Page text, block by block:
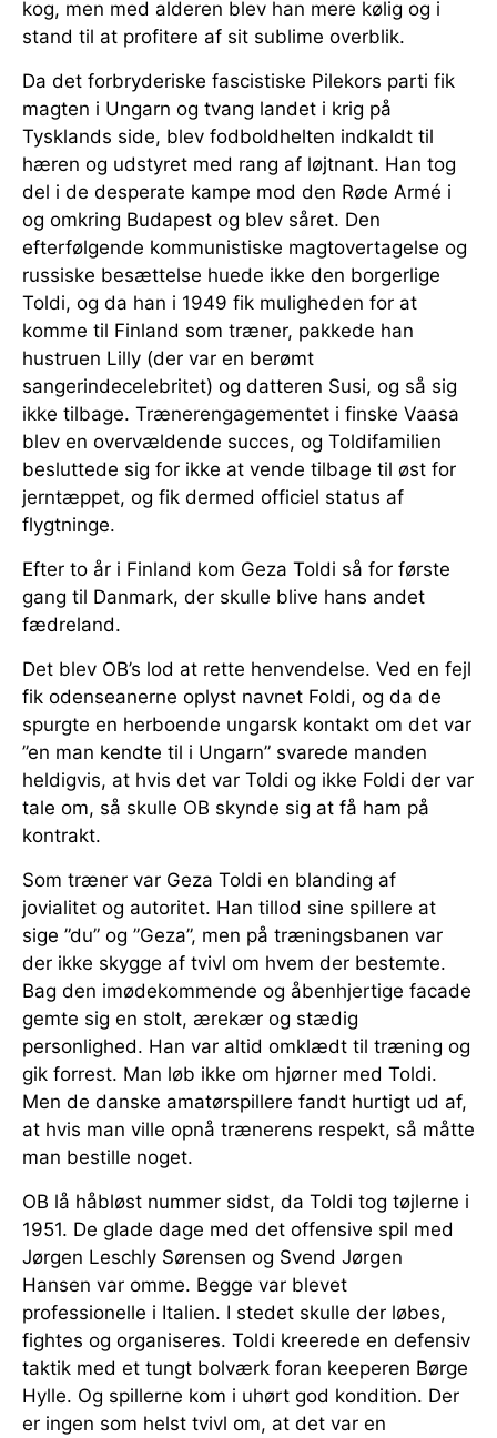
kog, men med alderen blev han mere kølig og i
stand til at profitere af sit sublime overblik.
Da det forbryderiske fascistiske Pilekors parti fik
magten i Ungarn og tvang landet i krig på
Tysklands side, blev fodboldhelten indkaldt til
hæren og udstyret med rang af løjtnant. Han tog
del i de desperate kampe mod den Røde Armé i
og omkring Budapest og blev såret. Den
efterfølgende kommunistiske magtovertagelse og
russiske besættelse huede ikke den borgerlige
Toldi, og da han i 1949 fik muligheden for at
komme til Finland som træner, pakkede han
hustruen Lilly (der var en berømt
sangerindecelebritet) og datteren Susi, og så sig
ikke tilbage. Trænerengagementet i finske Vaasa
blev en overvældende succes, og Toldifamilien
besluttede sig for ikke at vende tilbage til øst for
jerntæppet, og fik dermed officiel status af
flygtninge.
Efter to år i Finland kom Geza Toldi så for første
gang til Danmark, der skulle blive hans andet
fædreland.
Det blev OB’s lod at rette henvendelse. Ved en fejl
fik odenseanerne oplyst navnet Foldi, og da de
spurgte en herboende ungarsk kontakt om det var
”en man kendte til i Ungarn” svarede manden
heldigvis, at hvis det var Toldi og ikke Foldi der var
tale om, så skulle OB skynde sig at få ham på
kontrakt.
Som træner var Geza Toldi en blanding af
jovialitet og autoritet. Han tillod sine spillere at
sige ”du” og ”Geza”, men på træningsbanen var
der ikke skygge af tvivl om hvem der bestemte.
Bag den imødekommende og åbenhjertige facade
gemte sig en stolt, ærekær og stædig
personlighed. Han var altid omklædt til træning og
gik forrest. Man løb ikke om hjørner med Toldi.
Men de danske amatørspillere fandt hurtigt ud af,
at hvis man ville opnå trænerens respekt, så måtte
man bestille noget.
OB lå håbløst nummer sidst, da Toldi tog tøjlerne i
1951. De glade dage med det offensive spil med
Jørgen Leschly Sørensen og Svend Jørgen
Hansen var omme. Begge var blevet
professionelle i Italien. I stedet skulle der løbes,
fightes og organiseres. Toldi kreerede en defensiv
taktik med et tungt bolværk foran keeperen Børge
Hylle. Og spillerne kom i uhørt god kondition. Der
er ingen som helst tvivl om, at det var en